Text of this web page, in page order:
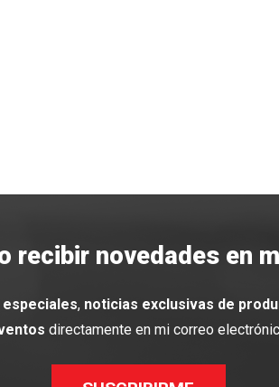
recibir novedades en
, noticias exclusivas de
directamente en mi correo